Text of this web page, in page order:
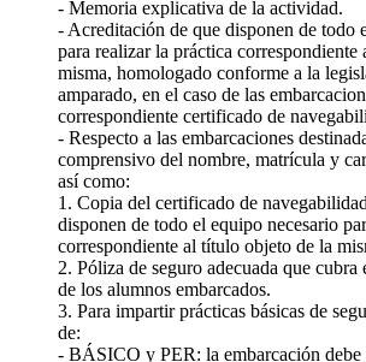
- Memoria explicativa de la actividad.
- Acreditación de que disponen de todo
para realizar la práctica
misma, homologado conforme a la
amparado, en el caso de las
correspondiente certificado de
- Respecto a las embarcaciones
comprensivo del nombre, matrícula y
así como:
1. Copia del certificado de
disponen de todo el equipo necesario
correspondiente al título objeto de la
2. Póliza de seguro adecuada que cubra
de los alumnos embarcados.
3. Para impartir prácticas básicas de
de:
- BÁSICO y PER: la embarcación debe